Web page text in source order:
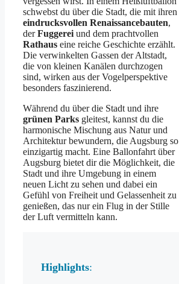
schwebst du über die Stadt, die mit ihren
eindrucksvollen Renaissancebauten,
derFuggerei und dem prachtvollen
Rathaus eine reiche Geschichte erzählt.
Die verwinkelten Gassen der Altstadt,
die von kleinen Kanälen durchzogen
sind, wirken aus der Vogelperspektive
besonders faszinierend.
Während du über die Stadt und ihre
grünen Parks gleitest, kannst du die
harmonische Mischung aus Natur und
Architektur bewundern, die Augsburg so
einzigartig macht. Eine Ballonfahrt über
Augsburg bietet dir die Möglichkeit, die
Stadt und ihre Umgebung in einem
neuen Licht zu sehen und dabei ein
Gefühl von Freiheit und Gelassenheit zu
genießen, das nur ein Flug in der Stille
der Luft vermitteln kann.
Highlights: